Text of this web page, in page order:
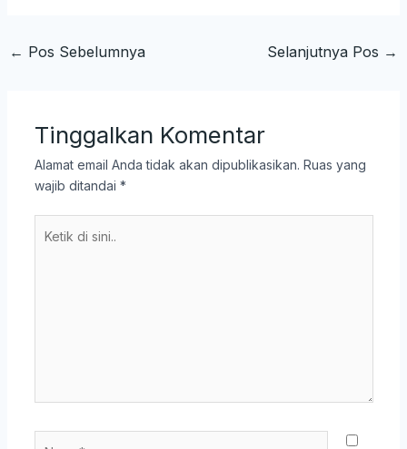
← Pos Sebelumnya Selanjutnya Pos →
Tinggalkan Komentar
Alamat email Anda tidak akan dipublikasikan. Ruas yang
wajib ditandai *